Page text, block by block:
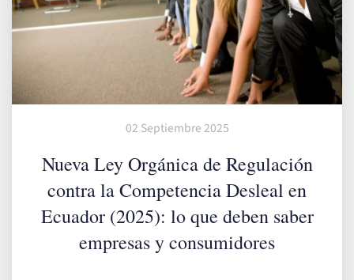
02 Septiembre 2025
Nueva Ley Orgánica de Regulación
contra la Competencia Desleal en
Ecuador (2025): lo que deben saber
empresas y consumidores